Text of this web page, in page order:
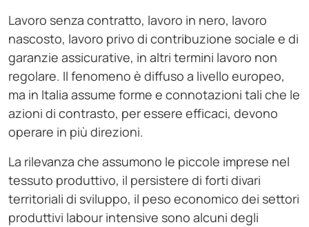
Lavoro senza contratto, lavoro in nero, lavoro
nascosto, lavoro privo di contribuzione sociale e di
garanzie assicurative, in altri termini lavoro non
regolare. Il fenomeno è diffuso a livello europeo,
ma in Italia assume forme e connotazioni tali che le
azioni di contrasto, per essere efficaci, devono
operare in più direzioni.
La rilevanza che assumono le piccole imprese nel
tessuto produttivo, il persistere di forti divari
territoriali di sviluppo, il peso economico dei settori
produttivi labour intensive sono alcuni degli